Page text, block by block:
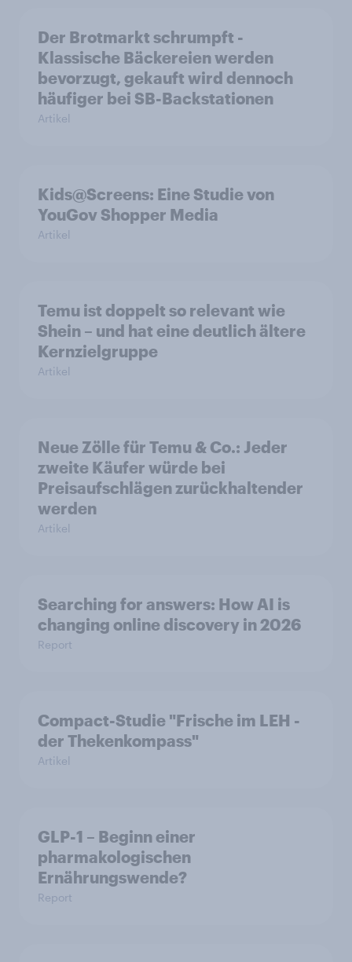
Der Brotmarkt schrumpft -
Klassische Bäckereien werden
bevorzugt, gekauft wird dennoch
häufiger bei SB-Backstationen
Artikel
Kids@Screens: Eine Studie von
YouGov Shopper Media
Artikel
Temu ist doppelt so relevant wie
Shein – und hat eine deutlich ältere
Kernzielgruppe
Artikel
Neue Zölle für Temu & Co.: Jeder
zweite Käufer würde bei
Preisaufschlägen zurückhaltender
werden
Artikel
Searching for answers: How AI is
changing online discovery in 2026
Report
Compact-Studie "Frische im LEH -
der Thekenkompass"
Artikel
GLP-1 – Beginn einer
pharmakologischen
Ernährungswende?
Report